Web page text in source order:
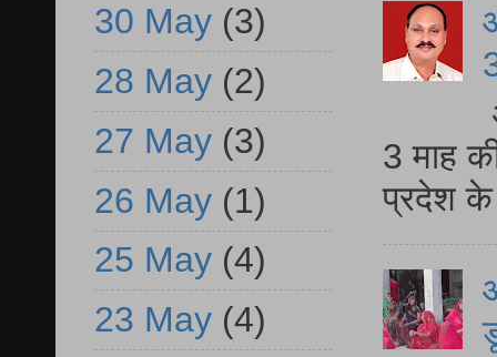
3 माह
प्रदेश
30 May (3)
28 May (2)
27 May (3)
26 May (1)
25 May (4)
23 May (4)